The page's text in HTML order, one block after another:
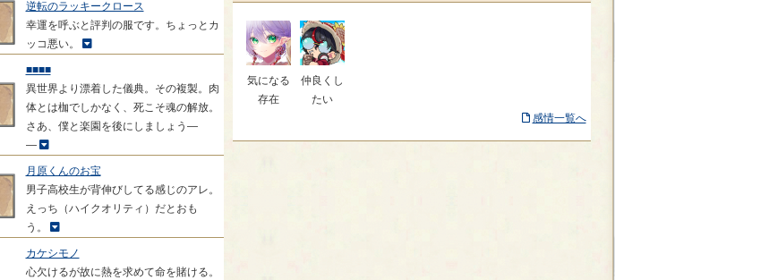
逆転のラッキークロース
幸運を呼ぶと評判の服です。ちょっとカ
ッコ悪い。
■■■■
異世界より漂着した儀典。その複製。肉
体とは枷でしかなく、死こそ魂の解放。
さあ、僕と楽園を後にしましょう―
―
月原くんのお宝
男子高校生が背伸びしてる感じのアレ。
えっち（ハイクオリティ）だとおも
う。
カケシモノ
心欠けるが故に熱を求めて命を賭ける。
気になる
存在
仲良くし
たい
感情一覧へ